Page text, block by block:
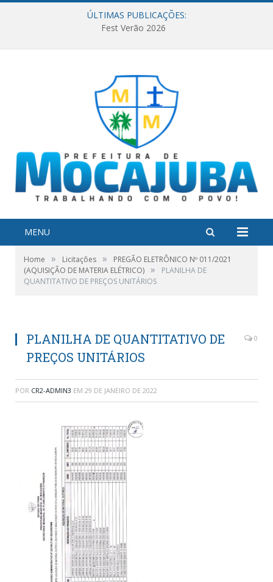
ÚLTIMAS PUBLICAÇÕES:
Fest Verão 2026
MENU
Home » Licitações »
PREGÃO ELETRÔNICO Nº 011/2021
(AQUISIÇÃO DE MATERIA ELÉTRICO) »
PLANILHA DE
QUANTITATIVO DE PREÇOS UNITÁRIOS
PLANILHA DE QUANTITATIVO DE
PREÇOS UNITÁRIOS
0
POR CR2-ADMIN3 EM 29 DE JANEIRO DE 2022